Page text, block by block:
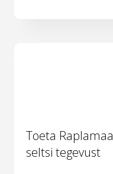
Toeta Raplamaa
seltsi tegevust